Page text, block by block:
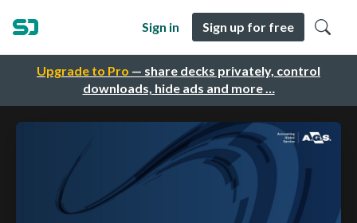
Upgrade to Pro — share decks privately, control
downloads, hide ads and more …
Sign in Sign up for free